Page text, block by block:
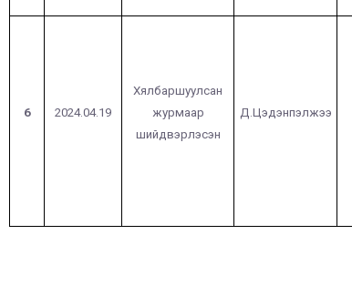
6 2024.04.19
Хялбаршуулсан
журмаар
шийдвэрлэсэн
Д.Цэдэнпэлжээ